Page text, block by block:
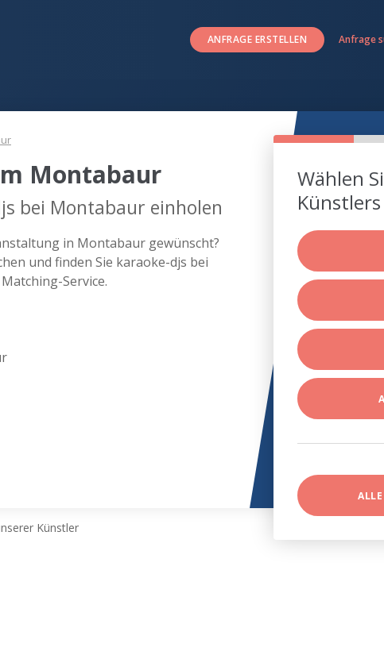
ANFRAGE ERSTELLEN Anfrage
Montabaur
bei Montabaur einholen
in Montabaur gewünscht?
und finden Sie karaoke-djs bei
Service.
Wählen
Künstler